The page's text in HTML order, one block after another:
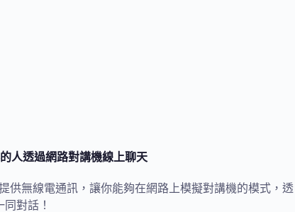
人透過網路對講機線上聊天
供無線電通訊，讓你能夠在網路上模擬對講機的模式，透
對話！